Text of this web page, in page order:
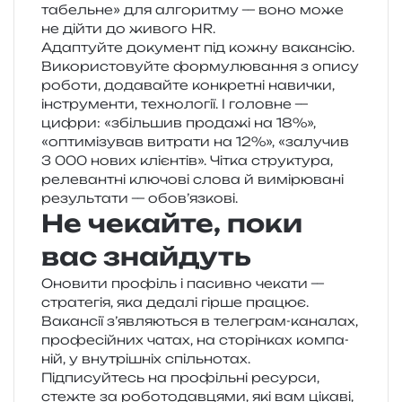
та­бель­не» для алго­ри­тму — воно може
не дійти до живо­го HR.
Адаптуйте доку­мент під кожну вакан­сію.
Використовуйте фор­му­лю­ва­н­ня з опису
робо­ти, дода­вай­те кон­кре­тні нави­чки,
інстру­мен­ти, техно­ло­гії. І голов­не —
цифри: «збіль­шив про­да­жі на 18%»,
«опти­мі­зу­вав витра­ти на 12%», «залу­чив
3 000 нових клі­єн­тів». Чітка стру­кту­ра,
реле­ван­тні клю­чо­ві слова й вимі­рю­ва­ні
резуль­та­ти — обов’язкові.
Не чекайте, поки
вас знайдуть
Оновити про­філь і пасив­но чека­ти —
стра­те­гія, яка деда­лі гірше пра­цює.
Вакансії з’являються в теле­грам-кана­лах,
про­фе­сій­них чатах, на сто­рін­ках ком­па­
ній, у вну­трі­шніх спільнотах.
Підписуйтесь на про­філь­ні ресур­си,
стеж­те за робо­то­дав­ця­ми, які вам ціка­ві,